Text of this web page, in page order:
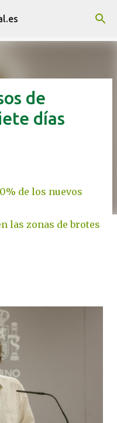
de
días
de los nuevos
las zonas de brotes